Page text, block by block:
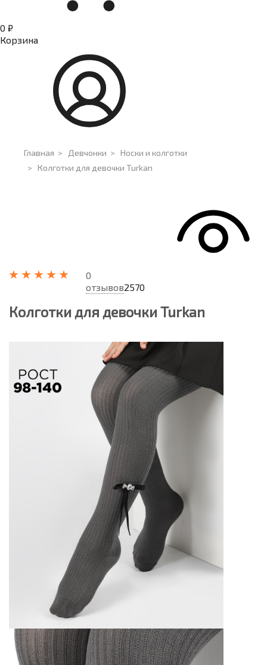
0 ₽
Корзина
Главная > Девчонки > Носки и колготки
> Колготки для девочки Turkan
0
отзывов2570
Колготки для девочки Turkan